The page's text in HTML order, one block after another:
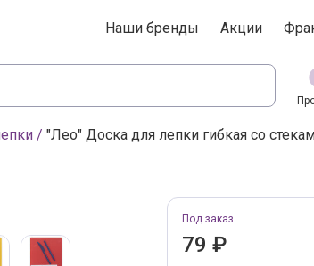
Наши бренды Акции
/ "Лео" Доска для лепки гибкая со
краткая
Под заказ
79 ₽